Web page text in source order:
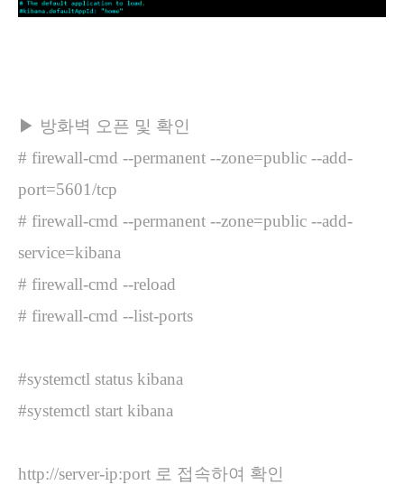
▶ 방화벽 오픈 및 확인
# firewall-cmd --permanent --zone=public --add-
port=5601/tcp
# firewall-cmd --permanent --zone=public --add-
service=kibana
# firewall-cmd --reload
# firewall-cmd --list-ports
#systemctl status kibana
#systemctl start kibana
http://server-ip:port 로 접속하여 확인